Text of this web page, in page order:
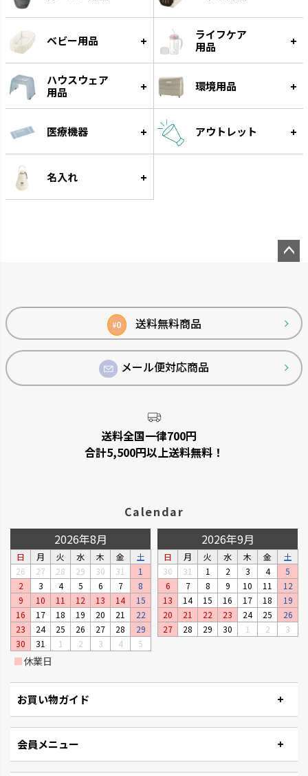
大容量なのにスリムなじょうろ
細く優しい水が根元に注げます。
ベビーリーフプランター
窓辺やキッチンで、手軽に菜園が
ステッチ
やさしいたたずまいのプランタ
タウンプランター
す。
ベビー用品
ライフケア
用品
ハウスウェア
用品
環境用品
医療機器 アウトレット
名入れ
¥0 送料無料商品
メール便対応商品
送料全国一律700円
合計5,500円以上送料無料！
Calendar
2026年8月
日 月 火 水 木 金
土
26
27 28 29 30 31
1
2
3 4 5 6 7
8
9
10 11 12 13 14
15
16
17 18 19 20 21
22
23
24 25 26 27 28
29
30
31 1 2 3 4 5
2026年9月
日 月 火 水 木 金
土
30
31 1 2 3 4
5
6
7 8 9 10 11
12
13
14 15 16 17 18
19
20
21 22 23 24 25
26
27
28 29 30 1 2 3
■休業日
お買い物ガイド
会員メニュー
ップ
へ